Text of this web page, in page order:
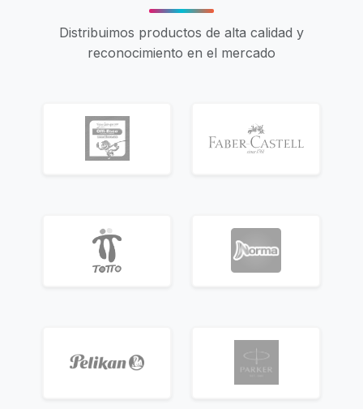
Distribuimos productos de alta calidad y
reconocimiento en el mercado